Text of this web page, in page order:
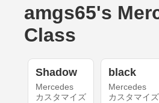
amgs65's
Class
Shadow
Mercedes
カスタマイズ
black
Mercedes
カスタマイズ